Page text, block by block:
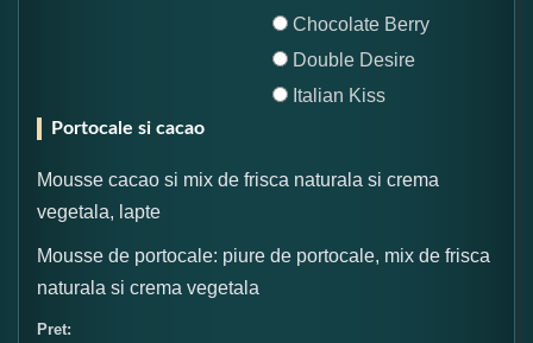
Chocolate Berry
Double Desire
Italian Kiss
Portocale si cacao
Mousse cacao si mix de frisca naturala si crema
vegetala, lapte
Mousse de portocale: piure de portocale, mix de frisca
naturala si crema vegetala
Pret: